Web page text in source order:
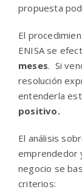
propuesta
El
ENISA se
meses. Si
resolución
entenderla
positivo.
El análisis
emprendedor
negocio se
criterios: